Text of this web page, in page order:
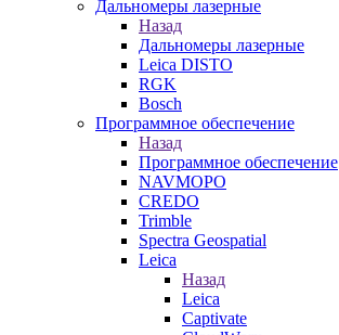
Дальномеры лазерные
Назад
Дальномеры лазерные
Leica DISTO
RGK
Bosch
Программное обеспечение
Назад
Программное обеспечение
NAVMOPO
CREDO
Trimble
Spectra Geospatial
Leica
Назад
Leica
Captivate